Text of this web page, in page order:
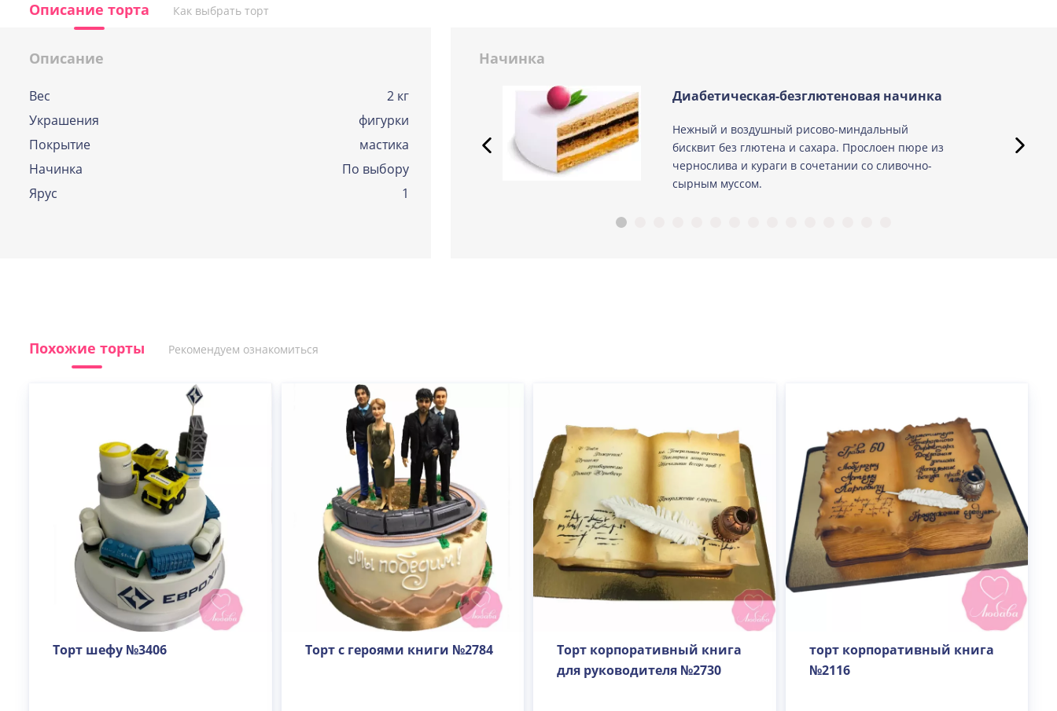
Узнать подробнее о начинке
Тирамису
Узнать подробнее о начинке
Тирамису клубничная
Узнать подробнее о начинке
Описание торта Как выбрать торт
Описание
Вес
2 кг
Украшения
фигурки
Покрытие
мастика
Начинка
По выбору
Ярус
1
Начинка
Если и у Вас возникла дилемма, какую же из
начинок выбрать, наши профессиональные
Диабетическая-безглютеновая начинка
Нежный и воздушный рисово-миндальный
бисквит без глютена и сахара. Прослоен пюре из
чернослива и кураги в сочетании со сливочно-
сырным муссом.
Похожие торты Рекомендуем ознакомиться
Торт шефу №3406 Торт с героями книги №2784
Торт корпоративный книга
для руководителя №2730
торт корпоративный книга
№2116